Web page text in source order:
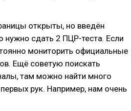
открыты, но введён
нужно сдать 2 ПЦР-теста. Если
мониторить официальные
Ещё советую поискать
там можно найти много
рук. Например, нам очень